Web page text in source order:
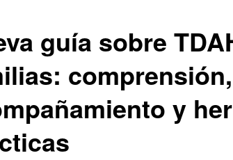
guía sobre
comprensión,
y